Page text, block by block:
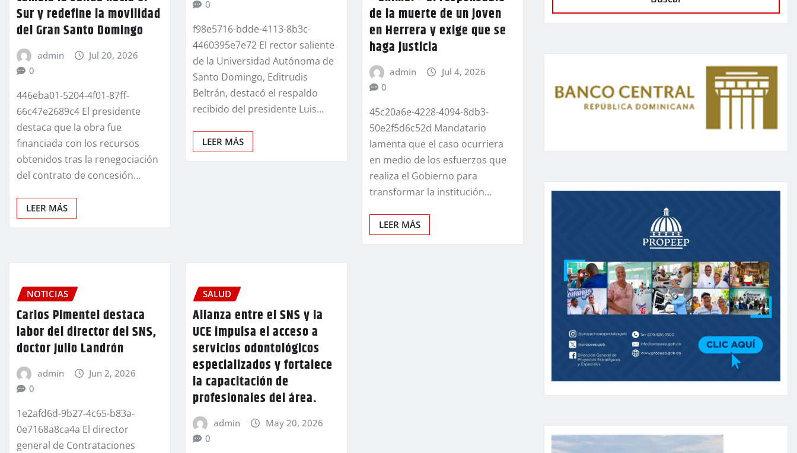
Sur y redefine la movilidad
del Gran Santo Domingo
admin
Jul 20, 2026
0
446eba01-5204-4f01-87ff-
66c47e2689c4 El presidente
destaca que la obra fue
financiada con los recursos
obtenidos tras la renegociación
del contrato de concesión…
LEER MÁS
0
f98e5716-bdde-4113-8b3c-
4460395e7e72 El rector saliente
de la Universidad Autónoma de
Santo Domingo, Editrudis
Beltrán, destacó el respaldo
recibido del presidente Luis…
LEER MÁS
de la muerte de un joven
en Herrera y exige que se
haga justicia
admin
Jul 4, 2026
0
45c20a6e-4228-4094-8db3-
50e2f5d6c52d Mandatario
lamenta que el caso ocurriera
en medio de los esfuerzos que
realiza el Gobierno para
transformar la institución…
LEER MÁS
NOTICIAS
Carlos Pimentel destaca
labor del director del SNS,
doctor Julio Landrón
admin
Jun 2, 2026
0
1e2afd6d-9b27-4c65-b83a-
0e7168a8ca4a El director
general de Contrataciones
SALUD
Alianza entre el SNS y la
UCE impulsa el acceso a
servicios odontológicos
especializados y fortalece
la capacitación de
profesionales del área.
admin
May 20, 2026
0